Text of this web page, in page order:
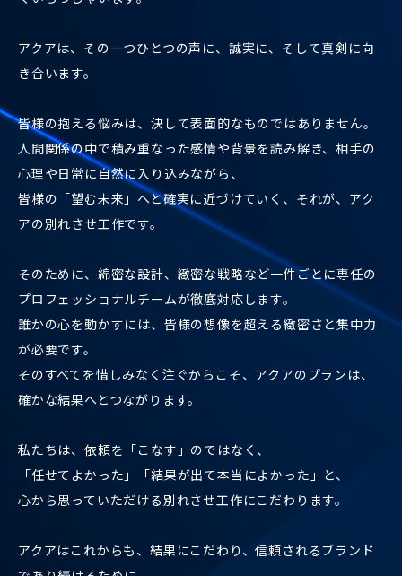
アクアの姿勢です。
「どうしても終わらせたい関係がある」
そんな切実な想いを抱えて、私たちにご相談くださる方が多
くいらっしゃいます。
アクアは、その一つひとつの声に、誠実に、そして真剣に向
き合います。
皆様の抱える悩みは、決して表面的なものではありません。
人間関係の中で積み重なった感情や背景を読み解き、相手の
心理や日常に自然に入り込みながら、
皆様の「望む未来」へと確実に近づけていく、それが、アク
アの別れさせ工作です。
プロフェッショナルチームが徹底対応します。
誰かの心を動かすには、皆様の想像を超える緻密さと集中力
が必要です。
確かな結果へとつながります。